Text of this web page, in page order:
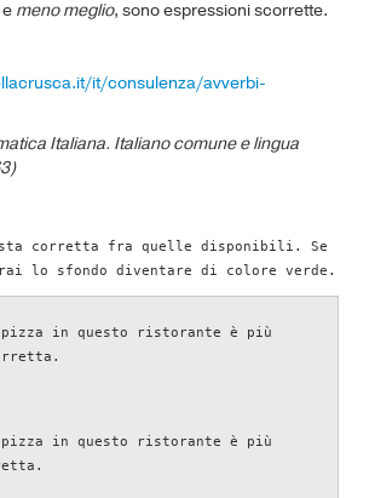
e meno meglio, sono espressioni scorrette.
it/consulenza/avverbi-
Italiana. Italiano comune e lingua
corretta fra quelle disponibili. Se
lo sfondo diventare di colore verde.
in questo ristorante è più
in questo ristorante è più